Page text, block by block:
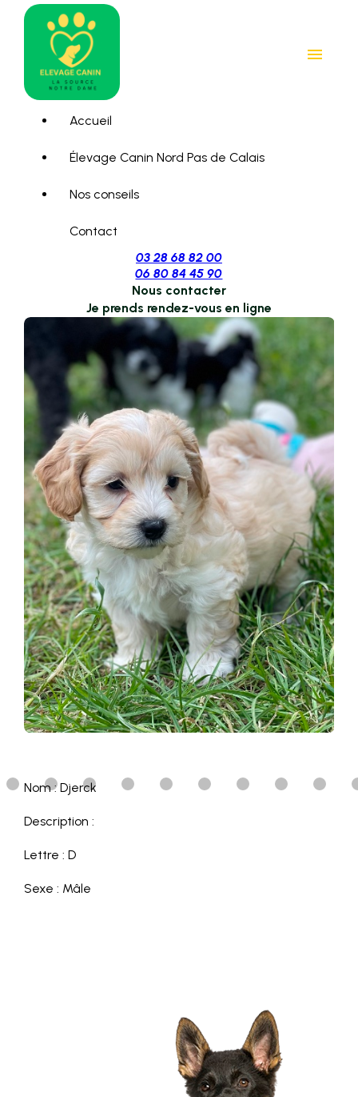
menu
Accueil
Élevage Canin Nord Pas de Calais
Nos conseils
Contact
03 28 68 82 00
06 80 84 45 90
Nous contacter
Je prends rendez-vous en ligne
Nom : Djerck
Description :
Lettre : D
Sexe : Mâle
Panneau de gestion des cookies